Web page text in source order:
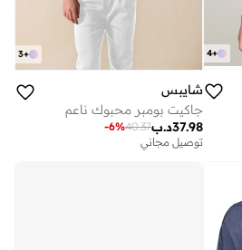
+
4
+
3
شايبس
جاكيت بومبر محبوك ناعم
د.ب37.98
40.37
-6%
توصيل مجاني